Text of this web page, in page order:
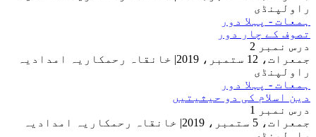
راولپنڈی
ہمعات - پہلا دور
تصوف کے چار دور
درس نمبر 2
جمعرات، 12 ستمبر، 2019
| خانقاہ رحمکاریہ امدادیہ
راولپنڈی
ہمعات - پہلا دور
دین اسلام کی دو حیثیتیں
درس نمبر 1
جمعرات، 5 ستمبر، 2019
| خانقاہ رحمکاریہ امدادیہ